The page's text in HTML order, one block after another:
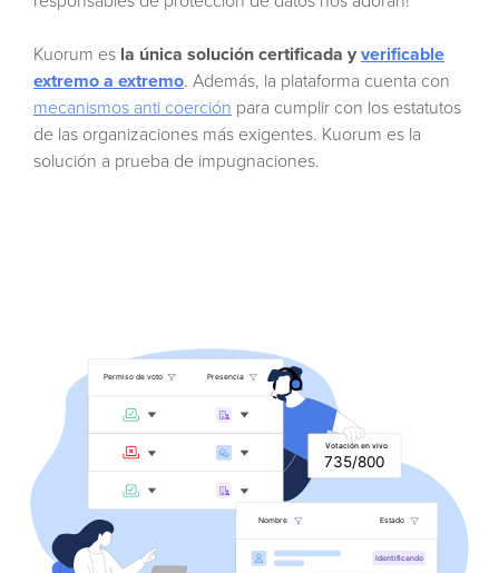
Kuorum es la única solución certificada yverificable
extremo a extremo. Además, la plataforma cuenta con
mecanismos anti coerción para cumplir con los estatutos
de las organizaciones más exigentes. Kuorum es la
solución a prueba de impugnaciones.